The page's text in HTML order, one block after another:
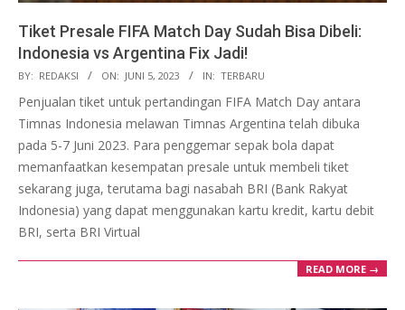
Tiket Presale FIFA Match Day Sudah Bisa Dibeli:
Indonesia vs Argentina Fix Jadi!
2023-
06-
05
BY: REDAKSI ON: JUNI 5, 2023 IN: TERBARU
Penjualan tiket untuk pertandingan FIFA Match Day antara
Timnas Indonesia melawan Timnas Argentina telah dibuka
pada 5-7 Juni 2023. Para penggemar sepak bola dapat
memanfaatkan kesempatan presale untuk membeli tiket
sekarang juga, terutama bagi nasabah BRI (Bank Rakyat
Indonesia) yang dapat menggunakan kartu kredit, kartu debit
BRI, serta BRI Virtual
READ MORE →